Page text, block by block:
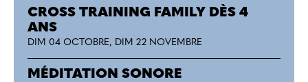
CROSS TRAINING FAMILY DÈS 4
ANS
DIM 04 OCTOBRE, DIM 22 NOVEMBRE
MÉDITATION SONORE